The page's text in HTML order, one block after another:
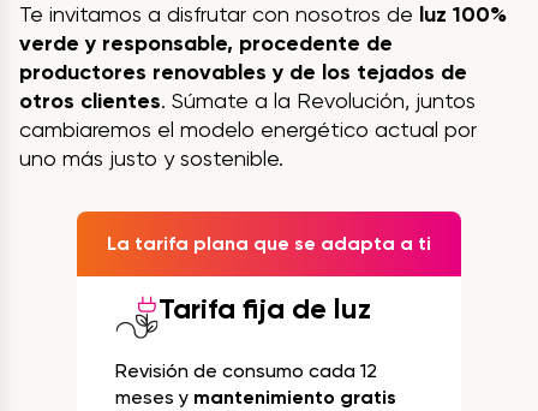
Te invitamos a disfrutar con nosotros de luz 100%
verde y responsable, procedente de
productores renovables y de los tejados de
otros clientes. Súmate a la Revolución, juntos
cambiaremos el modelo energético actual por
uno más justo y sostenible.
La tarifa plana que se adapta a ti
Tarifa fija de luz
Revisión de consumo cada 12
meses y mantenimiento gratis